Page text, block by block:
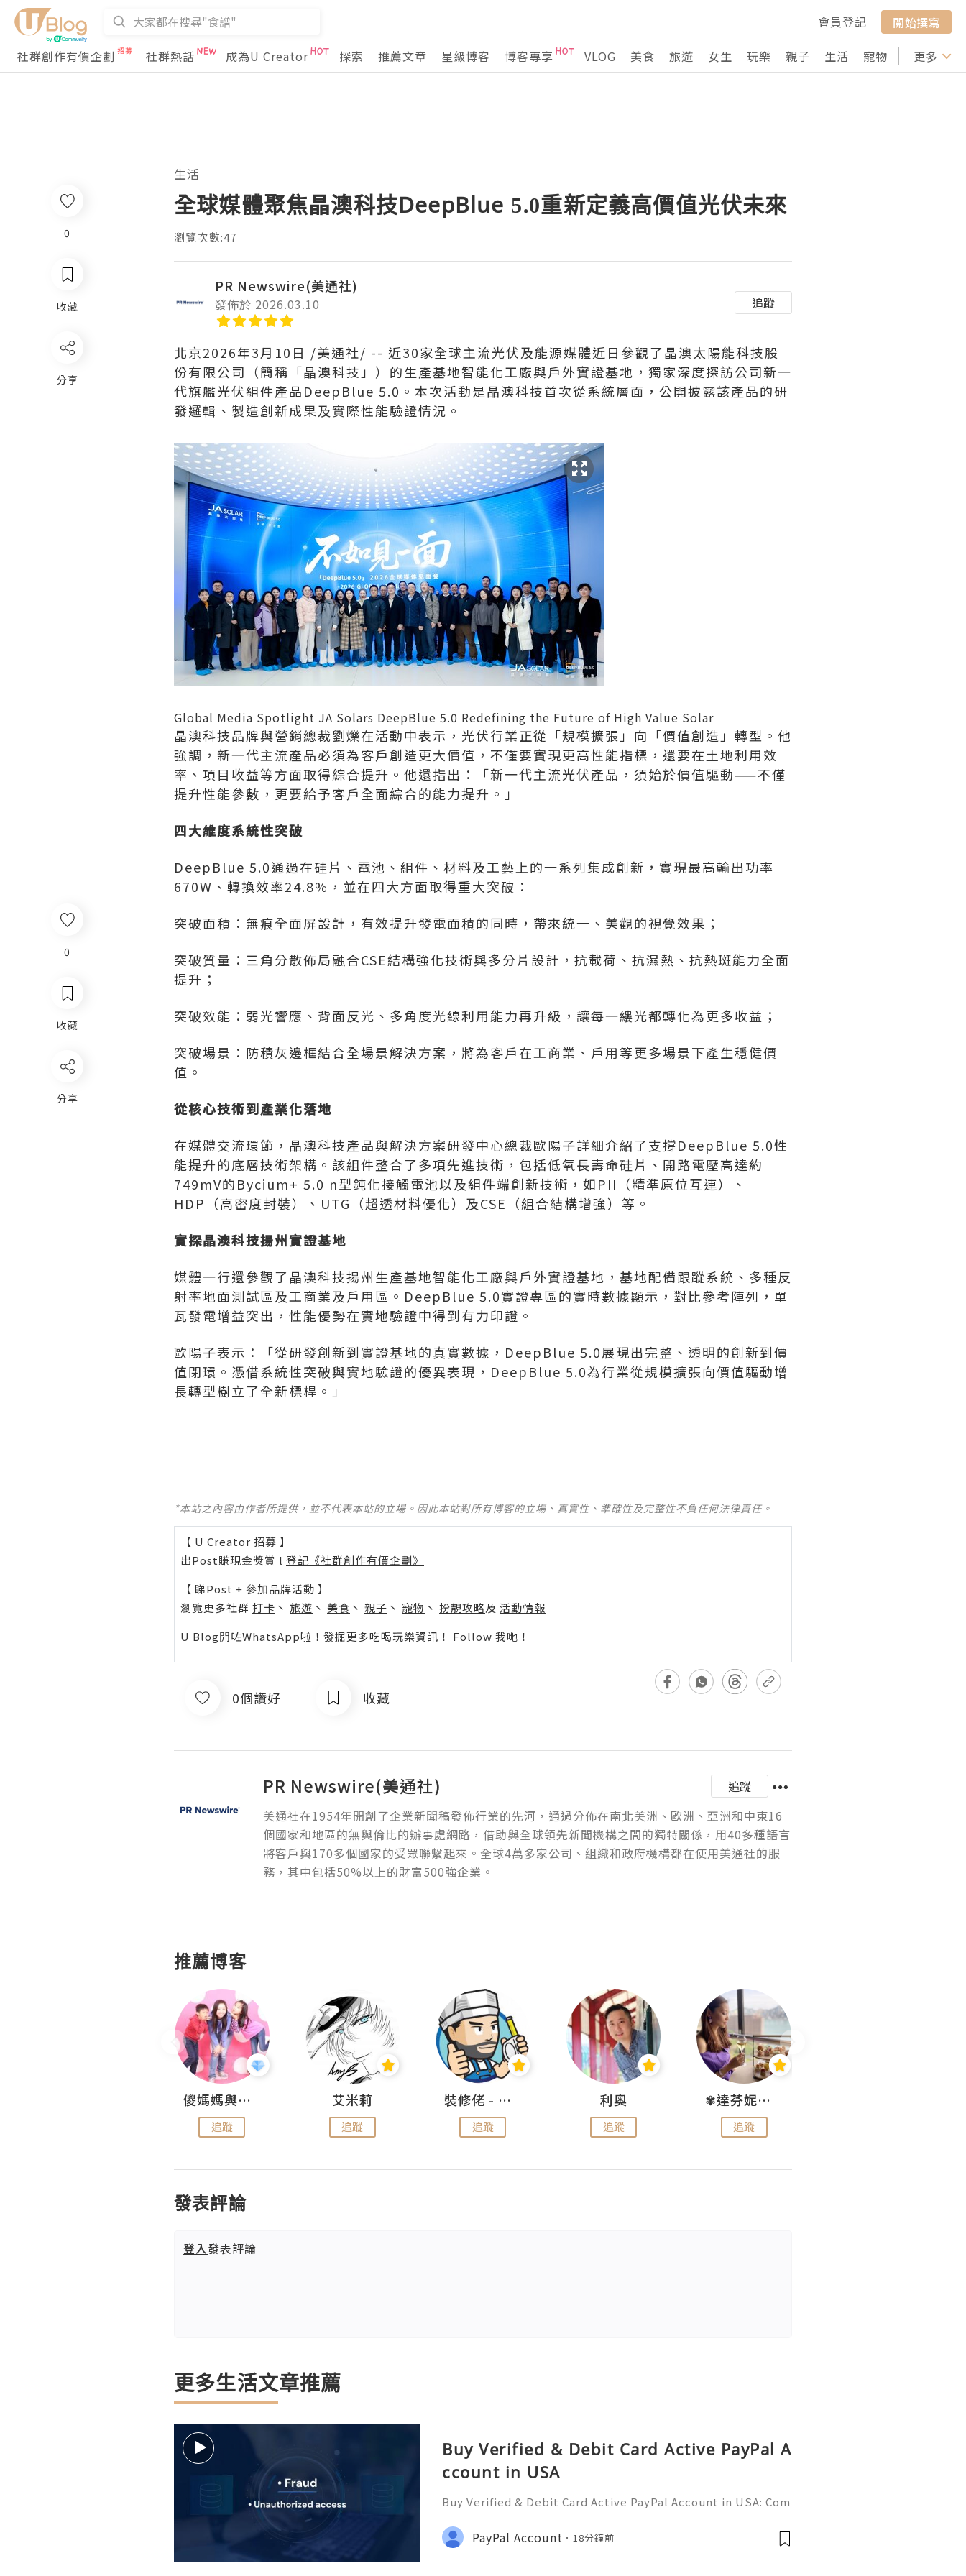
會員登記
開始撰寫
社群創作有價企劃
社群熱話 成為U Creator 探索 推薦文章 星級博客 博客專享 VLOG 美食 旅遊 女生 玩樂 親子 生活 寵物 行山 打卡
更多
0
收藏
分享
生活
全球媒體聚焦晶澳科技DeepBlue 5.0重新定義高價值光伏未來
瀏覽次數:47
PR Newswire(美通社)
發佈於 2026.03.10 追蹤
北京2026年3月10日 /美通社/ -- 近30家全球主流光伏及能源媒體近日參觀了晶澳太陽能科技股
份有限公司（簡稱「晶澳科技」）的生產基地智能化工廠與戶外實證基地，獨家深度探訪公司新一
代旗艦光伏組件產品DeepBlue 5.0。本次活動是晶澳科技首次從系統層面，公開披露該產品的研
發邏輯、製造創新成果及實際性能驗證情況。
Global Media Spotlight JA Solars DeepBlue 5.0 Redefining the Future of High Value Solar
晶澳科技品牌與營銷總裁劉爍在活動中表示，光伏行業正從「規模擴張」向「價值創造」轉型。他
強調，新一代主流產品必須為客戶創造更大價值，不僅要實現更高性能指標，還要在土地利用效
率、項目收益等方面取得綜合提升。他還指出：「新一代主流光伏產品，須始於價值驅動——不僅
提升性能參數，更要給予客戶全面綜合的能力提升。」
四大維度系統性突破
DeepBlue 5.0通過在硅片、電池、組件、材料及工藝上的一系列集成創新，實現最高輸出功率
670W、轉換效率24.8%，並在四大方面取得重大突破：
突破面積：無痕全面屏設計，有效提升發電面積的同時，帶來統一、美觀的視覺效果；
突破質量：三角分散佈局融合CSE結構強化技術與多分片設計，抗載荷、抗濕熱、抗熱斑能力全面
提升；
突破效能：弱光響應、背面反光、多角度光線利用能力再升級，讓每一縷光都轉化為更多收益；
突破場景：防積灰邊框結合全場景解決方案，將為客戶在工商業、戶用等更多場景下產生穩健價
值。
從核心技術到產業化落地
在媒體交流環節，晶澳科技產品與解決方案研發中心總裁歐陽子詳細介紹了支撐DeepBlue 5.0性
能提升的底層技術架構。該組件整合了多項先進技術，包括低氧長壽命硅片、開路電壓高達約
749mV的Bycium+ 5.0 n型鈍化接觸電池以及組件端創新技術，如PII（精準原位互連）、
HDP（高密度封裝）、UTG（超透材料優化）及CSE（組合結構增強）等。
實探晶澳科技揚州實證基地
媒體一行還參觀了晶澳科技揚州生產基地智能化工廠與戶外實證基地，基地配備跟蹤系統、多種反
射率地面測試區及工商業及戶用區。DeepBlue 5.0實證專區的實時數據顯示，對比參考陣列，單
瓦發電增益突出，性能優勢在實地驗證中得到有力印證。
歐陽子表示：「從研發創新到實證基地的真實數據，DeepBlue 5.0展現出完整、透明的創新到價
值閉環。憑借系統性突破與實地驗證的優異表現，DeepBlue 5.0為行業從規模擴張向價值驅動增
長轉型樹立了全新標桿。」
*本站之內容由作者所提供，並不代表本站的立場。因此本站對所有博客的立場、真實性、準確性及完整性不負任何法律責任。
【 U Creator 招募 】
出Post賺現金獎賞 l 登記《社群創作有價企劃》
【 睇Post + 參加品牌活動 】
瀏覽更多社群 打卡 丶 旅遊 丶 美食 丶 親子 丶 寵物 丶 扮靚攻略及 活動情報
U Blog開咗WhatsApp啦！發掘更多吃喝玩樂資訊！ Follow 我哋 ！
0個讚好 收藏
PR Newswire(美通社)
追蹤
美通社在1954年開創了企業新聞稿發佈行業的先河，通過分佈在南北美洲、歐洲、亞洲和中東16
個國家和地區的無與倫比的辦事處網路，借助與全球領先新聞機構之間的獨特關係，用40多種語言
將客戶與170多個國家的受眾聯繫起來。全球4萬多家公司、組織和政府機構都在使用美通社的服
務，其中包括50%以上的財富500強企業。
推薦博客
儍媽媽與兩隻小魔怪之家
追蹤
艾米莉
追蹤
裝修佬 - 香港一站式網上裝修平台
追蹤
利奧
追蹤
✾達芬妮•愛孩子•愛生活✾
追蹤
發表評論
登入發表評論
更多生活文章推薦
Buy Verified & Debit Card Active PayPal A
ccount in USA
Buy Verified & Debit Card Active PayPal Account in USA: Com
ere 24/7! 📧 Email: usamarketit@gmail.com 💎 WhatsApp: +1
(772)563-8300 🚀 Telegram: @usam
PayPal Account 18分鐘前
0
收藏
分享